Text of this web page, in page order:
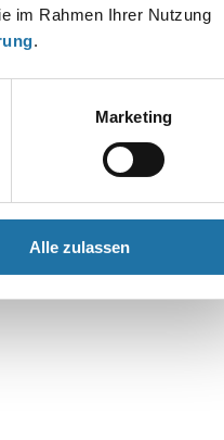
im Rahmen Ihrer Nutzung
.
Marketing
Alle zulassen